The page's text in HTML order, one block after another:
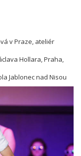
v Praze, ateliér
Hollara, Praha,
Jablonec nad Nisou